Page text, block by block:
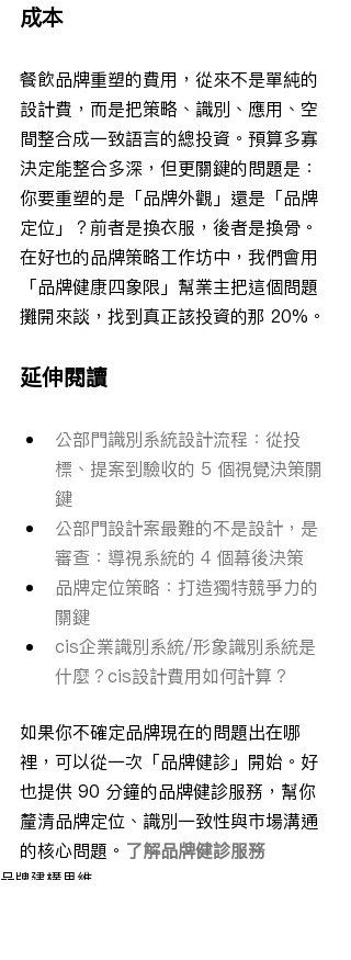
成本
餐飲品牌重塑的費用，從來不是單純的
設計費，而是把策略、識別、應用、空
間整合成一致語言的總投資。預算多寡
決定能整合多深，但更關鍵的問題是：
你要重塑的是「品牌外觀」還是「品牌
定位」？前者是換衣服，後者是換骨。
在好也的品牌策略工作坊中，我們會用
「品牌健康四象限」幫業主把這個問題
攤開來談，找到真正該投資的那 20%。
延伸閱讀
公部門識別系統設計流程：從投
標、提案到驗收的 5 個視覺決策關
鍵
公部門設計案最難的不是設計，是
審查：導視系統的 4 個幕後決策
品牌定位策略：打造獨特競爭力的
關鍵
cis企業識別系統/形象識別系統是
什麼？cis設計費用如何計算？
如果你不確定品牌現在的問題出在哪
裡，可以從一次「品牌健診」開始。好
也提供 90 分鐘的品牌健診服務，幫你
釐清品牌定位、識別一致性與市場溝通
的核心問題。 了解品牌健診服務
品牌建構思維